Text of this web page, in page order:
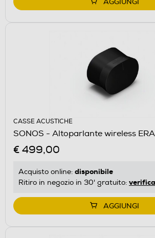
CASSE ACUSTICHE
SONOS - Altoparlante wireless
€ 499,00
Acquisto online: disponibile
Ritiro in negozio in 30' gratuito: verifica
AGGIUNGI